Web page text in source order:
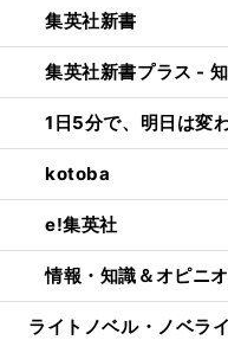
集英社新書
集英社新書プラス -
1日5分で、明日は変
kotoba
e!集英社
情報・知識＆オピニ
ライトノベル・ノベラ